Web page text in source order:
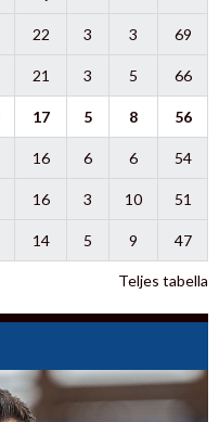
22 3 3 69
21 3 5 66
17 5 8 56
16 6 6 54
16 3 10 51
14 5 9 47
Teljes tabella